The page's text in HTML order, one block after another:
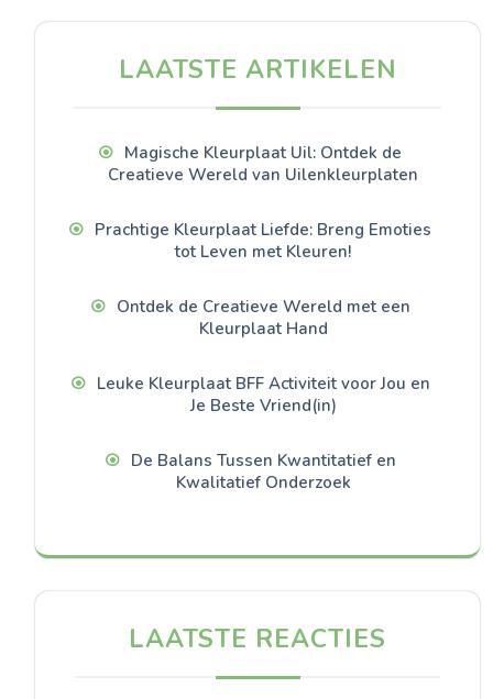
LAATSTE ARTIKELEN
Magische Kleurplaat Uil: Ontdek de
Creatieve Wereld van Uilenkleurplaten
Prachtige Kleurplaat Liefde: Breng Emoties
tot Leven met Kleuren!
Ontdek de Creatieve Wereld met een
Kleurplaat Hand
Leuke Kleurplaat BFF Activiteit voor Jou en
Je Beste Vriend(in)
De Balans Tussen Kwantitatief en
Kwalitatief Onderzoek
LAATSTE REACTIES